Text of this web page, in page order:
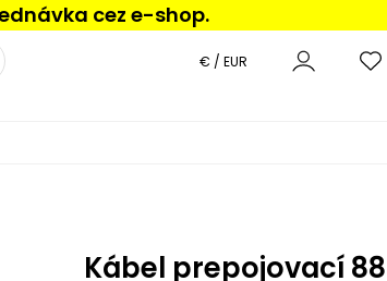
cez e-shop.
€ / EUR
Kábel prepojovací